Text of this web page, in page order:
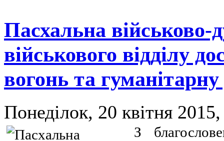
Пасхальна військово-
військового відділу
вогонь та
Понеділок, 20 квітня
З